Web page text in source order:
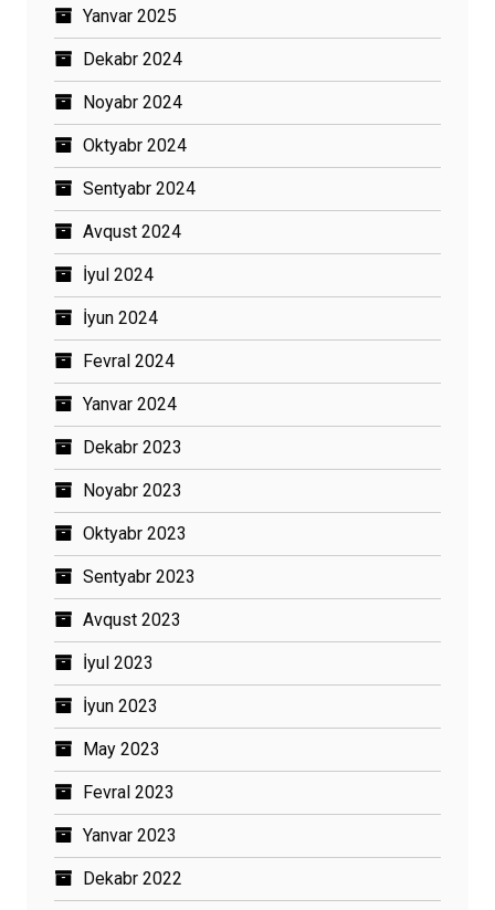
Yanvar 2025
Dekabr 2024
Noyabr 2024
Oktyabr 2024
Sentyabr 2024
Avqust 2024
İyul 2024
İyun 2024
Fevral 2024
Yanvar 2024
Dekabr 2023
Noyabr 2023
Oktyabr 2023
Sentyabr 2023
Avqust 2023
İyul 2023
İyun 2023
May 2023
Fevral 2023
Yanvar 2023
Dekabr 2022